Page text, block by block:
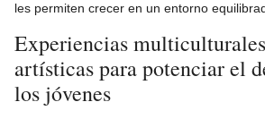
les permiten crecer en un entorno
Experiencias
artísticas para potenciar el
los jóvenes